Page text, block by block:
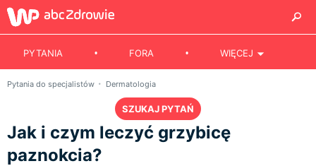
PYTANIA FORA WIĘCEJ
Pytania do specjalistów Dermatologia
SZUKAJ PYTAŃ
Jak i czym leczyć grzybicę
paznokcia?